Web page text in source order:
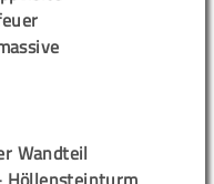
Wandteil